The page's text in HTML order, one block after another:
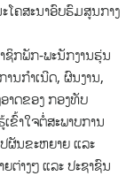
ຄສະນາອົບຮົມສູນກາງ
ຊິກພັກ-ພະນັກງານຮຸ່ນ
ນກຳເນີດ, ຜົນງານ,
າດຂອງ ກອງທັບ
ຂົ້າໃຈຕໍ່ສະພາບການ
ຜັນຂະຫຍາຍ ແລະ
ຕ່າງໆ ແລະ ປະຊາຊົນ